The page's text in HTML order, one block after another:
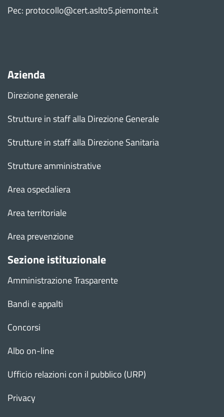
Pec: protocollo@cert.aslto5.piemonte.it
Azienda
Direzione generale
Strutture in staff alla Direzione Generale
Strutture in staff alla Direzione Sanitaria
Strutture amministrative
Area ospedaliera
Area territoriale
Area prevenzione
Sezione istituzionale
Amministrazione Trasparente
Bandi e appalti
Concorsi
Albo on-line
Ufficio relazioni con il pubblico (URP)
Privacy